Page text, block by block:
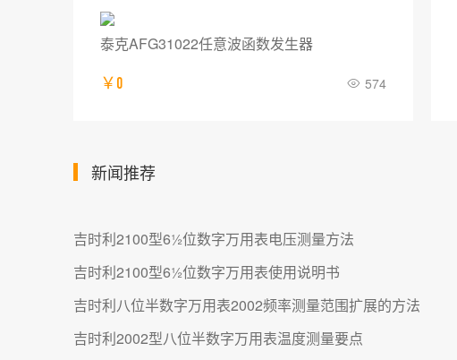
泰克AFG31022任意波函数发生器
￥0 574
新闻推荐
吉时利2100型6½位数字万用表电压测量方法
吉时利2100型6½位数字万用表使用说明书
吉时利八位半数字万用表2002频率测量范围扩展的方法
吉时利2002型八位半数字万用表温度测量要点